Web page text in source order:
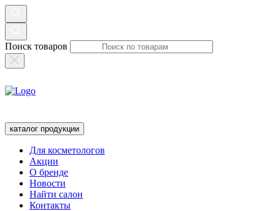
Поиск товаров
каталог продукции
Для косметологов
Акции
О бренде
Новости
Найти салон
Контакты